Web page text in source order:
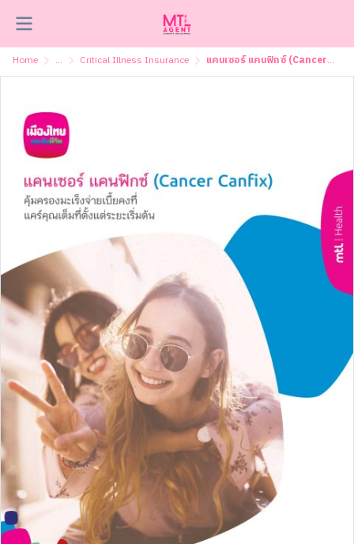
Home ... Critical Illness Insurance แคนเซอร์ แคนฟิกซ์ (Cancer CanFix )